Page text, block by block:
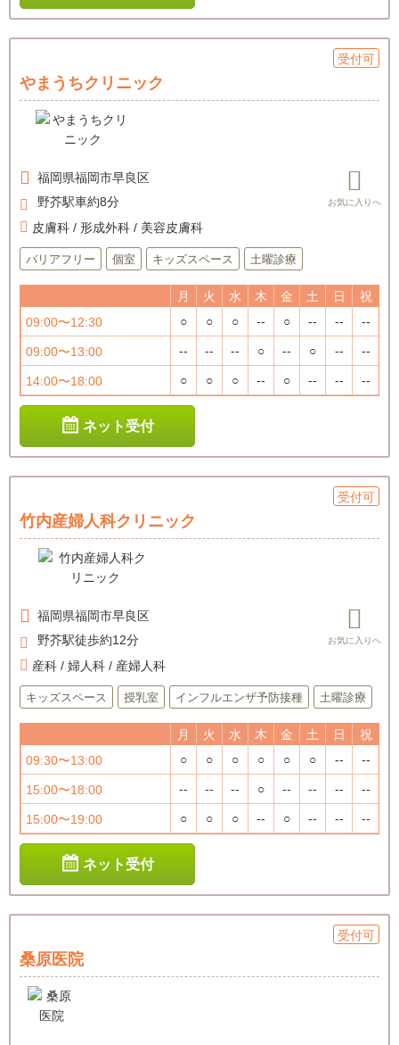
受付可
やまうちクリニック
福岡県福岡市早良区
野芥駅車約8分
皮膚科 / 形成外科 / 美容皮膚科
バリアフリー 個室 キッズスペース 土曜診療
月 火 水 木 金 土 日
祝
09:00〜12:30
○ ○ ○ -- ○ -- -- --
09:00〜13:00 -- -- -- ○ -- ○ -- --
14:00〜18:00 ○ ○ ○ -- ○ -- -- --
ネット受付
受付可
竹内産婦人科クリニック
福岡県福岡市早良区
野芥駅徒歩約12分
産科 / 婦人科 / 産婦人科
キッズスペース 授乳室 インフルエンザ予防接種 土曜診療
月 火 水 木 金 土 日
祝
09:30〜13:00
○ ○ ○ ○ ○ ○ -- --
15:00〜18:00 -- -- -- ○ -- -- -- --
15:00〜19:00 ○ ○ ○ -- ○ -- -- --
ネット受付
受付可
桑原医院